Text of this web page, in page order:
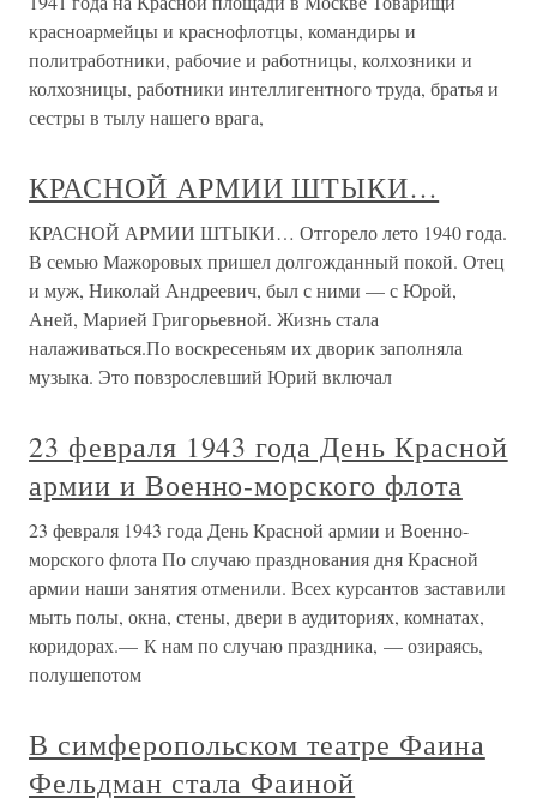
красноармейцы и краснофлотцы, командиры и
политработники, рабочие и работницы, колхозники и
колхозницы, работники интеллигентного труда, братья и
сестры в тылу нашего врага,
КРАСНОЙ АРМИИ ШТЫКИ…
КРАСНОЙ АРМИИ ШТЫКИ… Отгорело лето 1940 года.
В семью Мажоровых пришел долгожданный покой. Отец
и муж, Николай Андреевич, был с ними — с Юрой,
Аней, Марией Григорьевной. Жизнь стала
налаживаться.По воскресеньям их дворик заполняла
музыка. Это повзрослевший Юрий включал
23 февраля 1943 года День Красной
армии и Военно-морского флота
23 февраля 1943 года День Красной армии и Военно-
морского флота По случаю празднования дня Красной
армии наши занятия отменили. Всех курсантов заставили
мыть полы, окна, стены, двери в аудиториях, комнатах,
коридорах.— К нам по случаю праздника, — озираясь,
полушепотом
В симферопольском театре Фаина
Фельдман стала Фаиной